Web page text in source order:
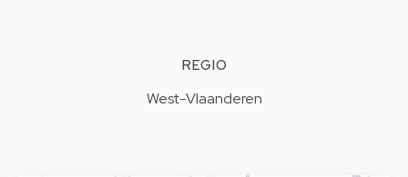
REGIO
West-Vlaanderen